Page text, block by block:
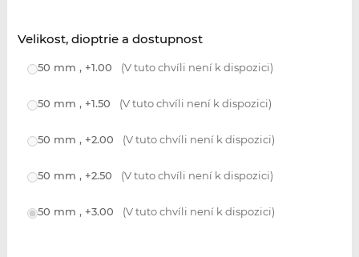
Velikost, dioptrie a dostupnost
50 mm , +1.00 (V tuto chvíli není k dispozici)
50 mm , +1.50 (V tuto chvíli není k dispozici)
50 mm , +2.00 (V tuto chvíli není k dispozici)
50 mm , +2.50 (V tuto chvíli není k dispozici)
50 mm , +3.00 (V tuto chvíli není k dispozici)